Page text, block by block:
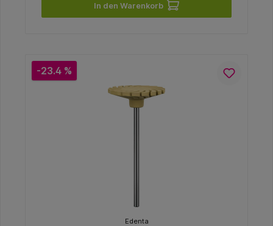
In den Warenkorb
-23.4 %
Edenta